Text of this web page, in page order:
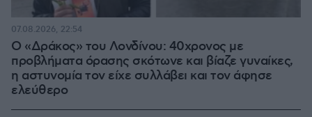
Ο «Δράκος» του Λονδίνου: 40χρονος με
προβλήματα όρασης σκότωνε και βίαζε γυναίκες,
η αστυνομία τον είχε συλλάβει και τον άφησε
ελεύθερο
07.08.2026, 22:54